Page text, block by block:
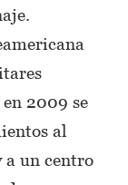
2009 se
al
a un centro